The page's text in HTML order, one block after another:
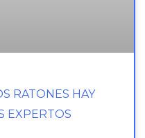
RATONES HAY
EXPERTOS